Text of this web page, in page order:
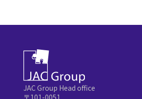
JAC Group Head office
〒101-0051